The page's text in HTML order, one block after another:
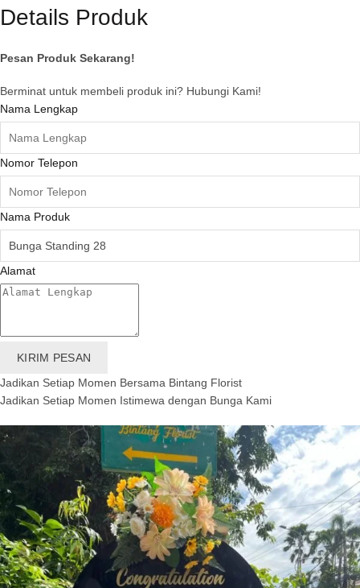
Details Produk
Pesan Produk Sekarang!
Berminat untuk membeli produk ini? Hubungi Kami!
Nama Lengkap
Nomor Telepon
Nama Produk
Alamat
KIRIM PESAN
Jadikan Setiap Momen Bersama Bintang Florist
Jadikan Setiap Momen Istimewa dengan Bunga Kami